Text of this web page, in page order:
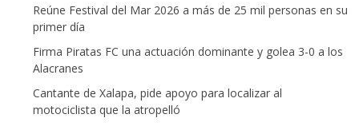
Reúne Festival del Mar 2026 a más de 25 mil personas en su
primer día
Firma Piratas FC una actuación dominante y golea 3-0 a los
Alacranes
Cantante de Xalapa, pide apoyo para localizar al
motociclista que la atropelló